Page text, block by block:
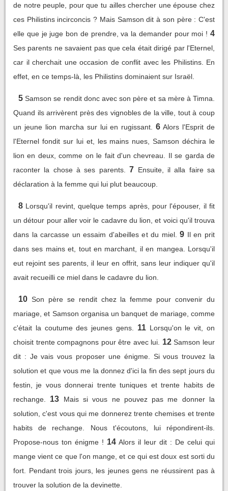
de notre peuple, pour que tu ailles chercher une épouse chez
ces Philistins incirconcis ? Mais Samson dit à son père : C'est
elle que je juge bon de prendre, va la demander pour moi ! 4
Ses parents ne savaient pas que cela était dirigé par l'Eternel,
car il cherchait une occasion de conflit avec les Philistins. En
effet, en ce temps-là, les Philistins dominaient sur Israël.
5 Samson se rendit donc avec son père et sa mère à Timna.
Quand ils arrivèrent près des vignobles de la ville, tout à coup
un jeune lion marcha sur lui en rugissant.
6 Alors l'Esprit de
l'Eternel fondit sur lui et, les mains nues, Samson déchira le
lion en deux, comme on le fait d'un chevreau. Il se garda de
raconter la chose à ses parents.
7 Ensuite, il alla faire sa
déclaration à la femme qui lui plut beaucoup.
8 Lorsqu'il revint, quelque temps après, pour l'épouser, il fit
un détour pour aller voir le cadavre du lion, et voici qu'il trouva
dans la carcasse un essaim d'abeilles et du miel. 9 Il en prit
dans ses mains et, tout en marchant, il en mangea. Lorsqu'il
eut rejoint ses parents, il leur en offrit, sans leur indiquer qu'il
avait recueilli ce miel dans le cadavre du lion.
10 Son père se rendit chez la femme pour convenir du
mariage, et Samson organisa un banquet de mariage, comme
c'était la coutume des jeunes gens.
11 Lorsqu'on le vit, on
choisit trente compagnons pour être avec lui.
12 Samson leur
dit : Je vais vous proposer une énigme. Si vous trouvez la
solution et que vous me la donnez d'ici la fin des sept jours du
festin, je vous donnerai trente tuniques et trente habits de
rechange.
13
Mais si vous ne pouvez pas me donner la
solution, c'est vous qui me donnerez trente chemises et trente
habits de rechange. Nous t'écoutons, lui répondirent-ils.
Propose-nous ton énigme ! 14 Alors il leur dit : De celui qui
mange vient ce que l'on mange, et ce qui est doux est sorti du
fort. Pendant trois jours, les jeunes gens ne réussirent pas à
trouver la solution de la devinette.